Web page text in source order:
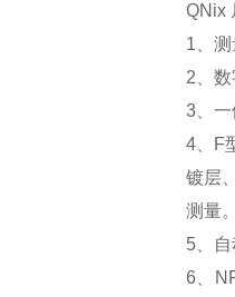
QNix
1、
2、
3、
4、F
镀层
测量
5、
6、